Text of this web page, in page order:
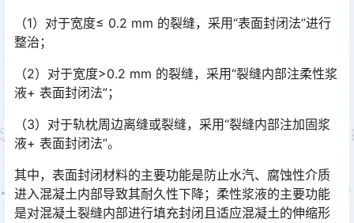
（1）对于宽度≤ 0.2 mm 的裂缝，采用“表面封闭法”进行
整治；
（2）对于宽度>0.2 mm 的裂缝，采用“裂缝内部注柔性浆
液+ 表面封闭法”；
（3）对于轨枕周边离缝或裂缝，采用“裂缝内部注加固浆
液+ 表面封闭法”。
其中，表面封闭材料的主要功能是防止水汽、腐蚀性介质
进入混凝土内部导致其耐久性下降；柔性浆液的主要功能
是对混凝土裂缝内部进行填充封闭且适应混凝土的伸缩形